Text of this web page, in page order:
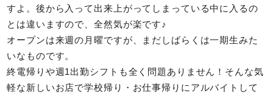
すよ。後から入って出来上がってしまっている中に入るの
とは違いますので、全然気が楽です♪
オープンは来週の月曜ですが、まだしばらくは一期生みた
いなものです。
終電帰りや週1出勤シフトも全く問題ありません！そんな気
軽な新しいお店で学校帰り・お仕事帰りにアルバイトして